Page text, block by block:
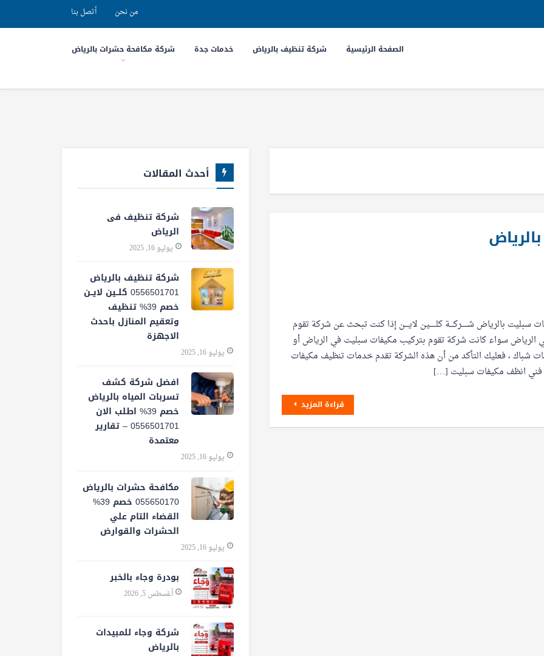
أتصل بنا من نحن
الصفحة الرئيسية شركة تنظيف بالرياض خدمات جدة شركة مكافحة حشرات بالرياض
بالرياض شـــــركـــة كلـــــين لايـــن إذا كنت تبحث عن شركة تقوم
الرياض سواء كانت شركة تقوم بتركيب مكيفات سبليت في الرياض أو
شباك ، فعليك التأكد من أن هذه الشركة تقدم خدمات تنظيف مكيفات
فني انظف مكيفات سبليت […]
قراءة المزيد
أحدث المقالات
شركة تنظيف فى
الرياض
يوليو 16, 2025
شركة تنظيف بالرياض
0556501701 كلــين لايــن
خصم 39% تنظيف
وتعقيم المنازل باحدث
الاجهزة
يوليو 16, 2025
افضل شركة كشف
تسربات المياه بالرياض
خصم 39% اطلب الان
0556501701‬‏ – تقارير
معتمدة
يوليو 16, 2025
مكافحة حشرات بالرياض
055650170 خصم 39%
القضاء التام علي
الحشرات والقوارض
يوليو 16, 2025
بودرة وجاء بالخبر
أغسطس 5, 2026
شركة وجاء للمبيدات
بالرياض